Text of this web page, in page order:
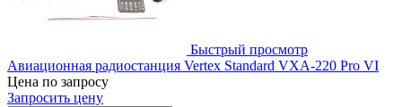
Быстрый просмотр
Авиационная радиостанция Vertex Standard VXA-220 Pro VI
Цена по запросу
Запросить цену